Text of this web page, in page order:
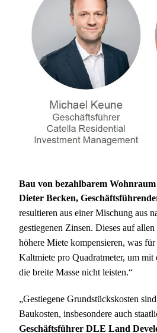
Bau von bezahlbarem
Dieter Becken,
resultieren aus einer Mischung aus
gestiegenen Zinsen. Dieses auf
höhere Miete kompensieren, was
Kaltmiete pro Quadratmeter, um
die breite Masse nicht leisten.“
„Gestiegene Grundstückskosten
Baukosten, insbesondere auch
Geschäftsführer DLE Land